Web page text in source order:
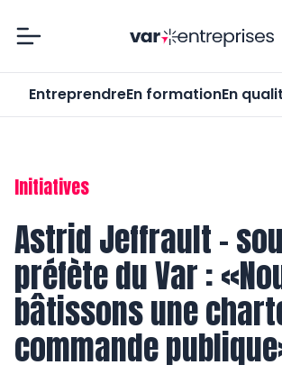
EntreprendreEn formationEn
Initiatives
Astrid Jeffrault –
préfète du Var :
bâtissons une
commande